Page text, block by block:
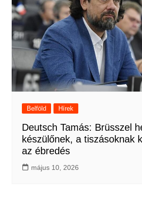
Belföld Hírek
Deutsch Tamás: Brüsszel
készülőnek, a tiszásoknak
az ébredés
május 10, 2026